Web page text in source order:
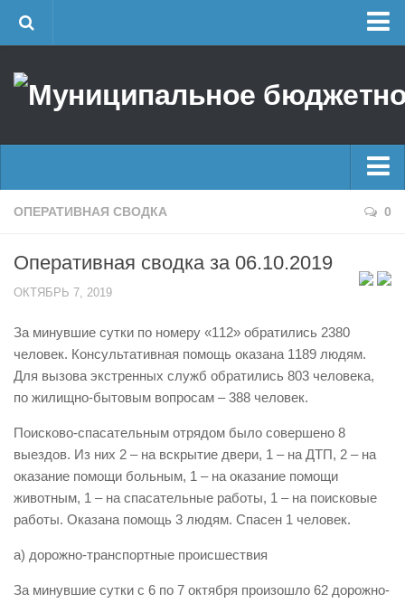
Об учреждении
Районные УГЗ
Поисково-спасательный отряд г. Уфы
Центр размещения пострадавших
Отчеты о реализации муниципальных программ
Документы
История
Виды деятельности
Обслуживание опасных производственных объектов
УГЗ рекомендует
Памятки населению
Как стать спасателем
Главные новости
Оперативная сводка
Половодье
ОПЕРАТИВНАЯ СВОДКА 0
Оперативная сводка за 06.10.2019
ОКТЯБРЬ 7, 2019
За минувшие сутки по номеру «112» обратились 2380
человек. Консультативная помощь оказана 1189 людям.
Для вызова экстренных служб обратились 803 человека,
по жилищно-бытовым вопросам – 388 человек.
Поисково-спасательным отрядом было совершено 8
выездов. Из них 2 – на вскрытие двери, 1 – на ДТП, 2 – на
оказание помощи больным, 1 – на оказание помощи
животным, 1 – на спасательные работы, 1 – на поисковые
работы. Оказана помощь 3 людям. Спасен 1 человек.
а) дорожно-транспортные происшествия
За минувшие сутки с 6 по 7 октября произошло 62 дорожно-